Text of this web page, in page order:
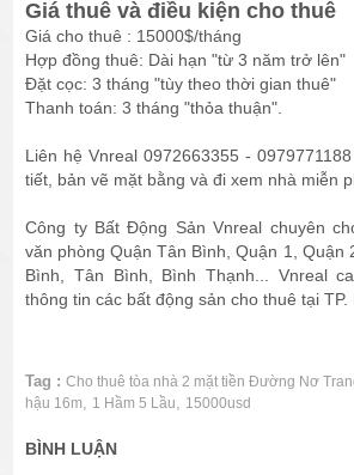
Giá thuê và điều kiện cho thuê
Giá cho thuê : 15000$/tháng
Hợp đồng thuê: Dài hạn "từ 3 năm trở lên"
Đặt cọc: 3 tháng "tùy theo thời gian thuê"
Thanh toán: 3 tháng "thỏa thuận".
Liên hệ Vnreal 0972663355 -
tiết, bản vẽ mặt bằng và đi xem nhà miễn
Công ty Bất Động Sản Vnreal chuyên
văn phòng Quận Tân Bình, Quận 1, Quận
Bình, Tân Bình, Bình Thạnh... Vnreal
thông tin các bất động sản cho thuê tại TP.
Tag : Cho thuê tòa nhà 2 mặt tiền Đường Nơ
hậu 16m, 1 Hầm 5 Lầu, 15000usd
BÌNH LUẬN